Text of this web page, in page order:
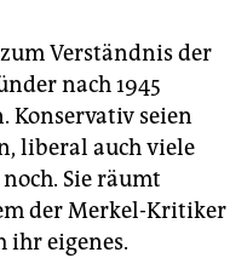
Verständnis der
nach 1945
Konservativ seien
liberal auch viele
noch. Sie räumt
der Merkel-Kritiker
ihr eigenes.